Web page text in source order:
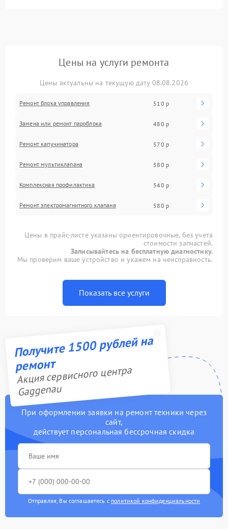
Цены на услуги ремонта
Цены актуальны на текущую дату 08.08.2026
Ремонт блока управления 510 р
Замена или ремонт пароблока 480 р
Ремонт капучинатора 570 р
Ремонт мультиклапана 580 р
Комплексная профилактика 540 р
Ремонт электромагнитного клапана 580 р
Цены в прайс-листе указаны ориентировочные, без учета
стоимости запчастей.
Записывайтесь на бесплатную диагностику.
Мы проверим ваше устройство и укажем на неисправность.
Показать все услуги
Получите 1500 рублей на
ремонт
Акция сервисного центра
Gaggenau
При оформлении заявки на ремонт техники через
сайт,
действует персональная бессрочная скидка
Отправляя, Вы соглашаетесь с политикой конфиденциальности